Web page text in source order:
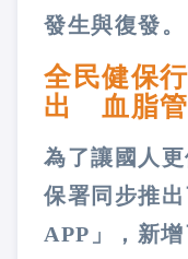
發生與復發。
全民健保
出 血脂管
為了讓國人
保署同步推
APP」，新